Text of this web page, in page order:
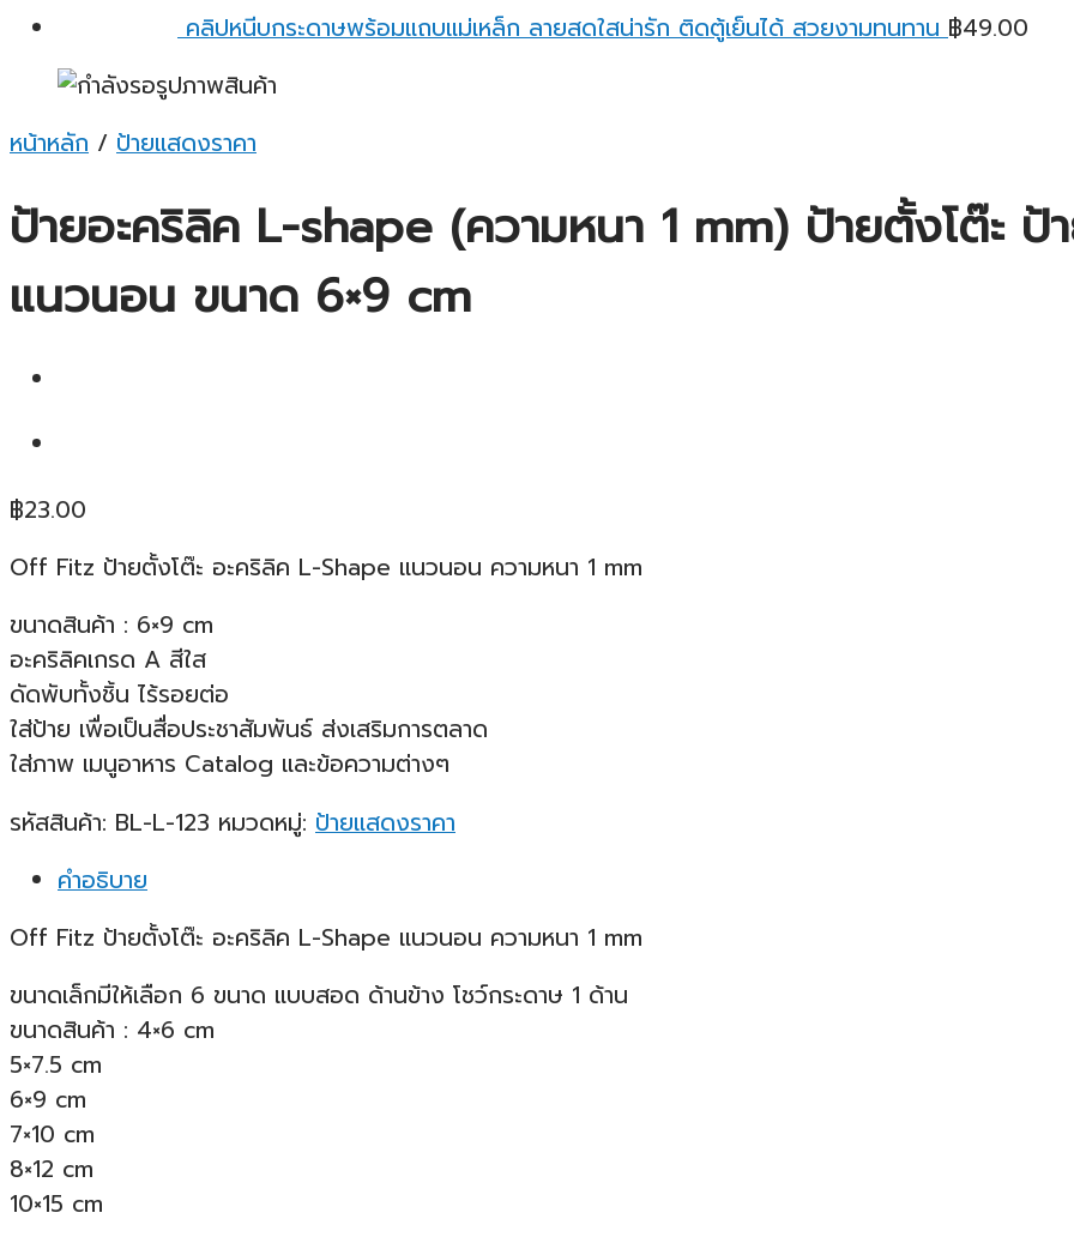
คลิปหนีบกระดาษพร้อมแถบแม่เหล็ก ลายสดใสน่ารัก ติดตู้เย็นได้ สวยงามทนทาน ฿49.00
หน้าหลัก / ป้ายแสดงราคา
ป้ายอะคริลิค L-shape (ความหนา 1 mm) ป้ายตั้งโต๊ะ ป้
แนวนอน ขนาด 6×9 cm
฿23.00
Off Fitz ป้ายตั้งโต๊ะ อะคริลิค L-Shape แนวนอน ความหนา 1 mm
ขนาดสินค้า : 6×9 cm
อะคริลิคเกรด A สีใส
ดัดพับทั้งชิ้น ไร้รอยต่อ
ใส่ป้าย เพื่อเป็นสื่อประชาสัมพันธ์ ส่งเสริมการตลาด
ใส่ภาพ เมนูอาหาร Catalog และข้อความต่างๆ
รหัสสินค้า: BL-L-123 หมวดหมู่: ป้ายแสดงราคา
คำอธิบาย
Off Fitz ป้ายตั้งโต๊ะ อะคริลิค L-Shape แนวนอน ความหนา 1 mm
ขนาดเล็กมีให้เลือก 6 ขนาด แบบสอด ด้านข้าง โชว์กระดาษ 1 ด้าน
ขนาดสินค้า : 4×6 cm
5×7.5 cm
6×9 cm
7×10 cm
8×12 cm
10×15 cm